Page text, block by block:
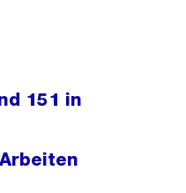
151 in